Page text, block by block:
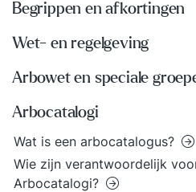
Begrippen en afkortingen
Wet- en regelgeving
Arbowet en speciale
Arbocatalogi
Wat is een arbocatalogus?
Wie zijn verantwoordelijk
Arbocatalogi?